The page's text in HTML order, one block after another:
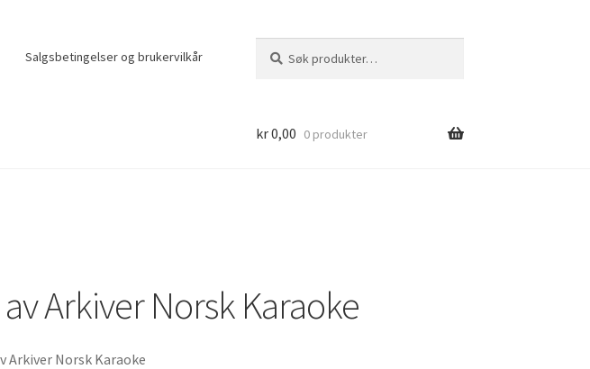
Salgsbetingelser og brukervilkår
etter:
kr0,00 0 produkter
Arkiver Norsk Karaoke
Arkiver Norsk Karaoke